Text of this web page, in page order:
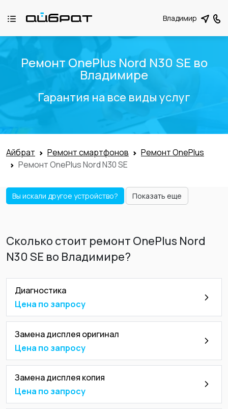
Владимир
Ремонт OnePlus Nord N30 SE во
Владимире
Гарантия на все виды услуг
Айбрат Ремонт смартфонов
Ремонт OnePlus
Ремонт OnePlus Nord N30 SE
Вы искали другое устройство? Показать еще
Сколько стоит ремонт OnePlus Nord
N30 SE во Владимире?
Диагностика
Цена по запросу
Замена дисплея оригинал
Цена по запросу
Замена дисплея копия
Цена по запросу